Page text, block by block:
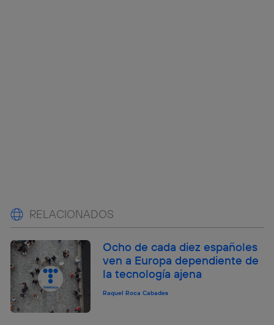
RELACIONADOS
Ocho de cada diez españoles
ven a Europa dependiente de
la tecnología ajena
Raquel Roca Cabades